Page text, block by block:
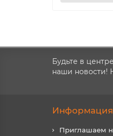
Будьте в
наши новости!
Информация
Приглашаем